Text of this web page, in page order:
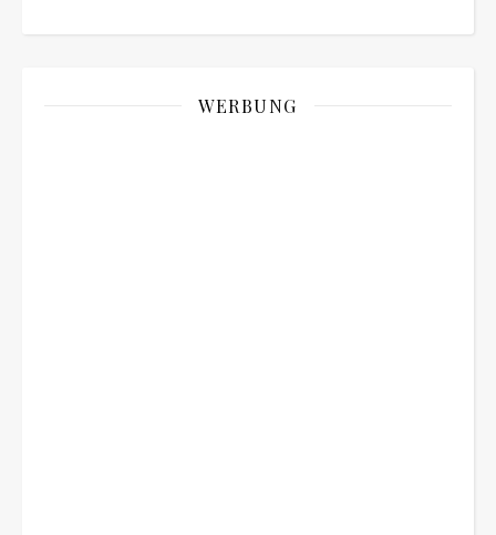
WERBUNG